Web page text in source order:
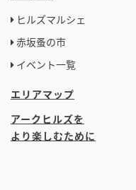
ヒルズマルシェ
赤坂蚤の市
イベント一覧
エリアマップ
アークヒルズを
より楽しむために